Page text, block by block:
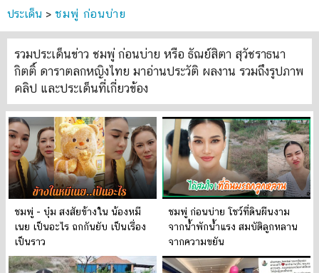
ประเด็น > ชมพู่ ก่อนบ่าย
รวมประเด็นข่าว ชมพู่ ก่อนบ่าย หรือ ธัณย์สิตา สุวัชราธนา
กิตติ์ ดาราตลกหญิงไทย มาอ่านประวัติ ผลงาน รวมถึงรูปภาพ
คลิป และประเด็นที่เกี่ยวข้อง
ชมพู่ - บุ๋ม สงสัยข้างใน น้องหมี
เนย เป็นอะไร ถกกันยับ เป็นเรื่อง
เป็นราว
ชมพู่ ก่อนบ่าย โชว์ที่ดินผืนงาม
จากน้ำพักน้ำแรง สมบัติลูกหลาน
จากความขยัน